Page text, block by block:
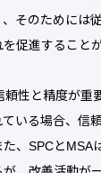
そのためには
促進すること
性と精度が重
いる場合、信
、SPCとMSA